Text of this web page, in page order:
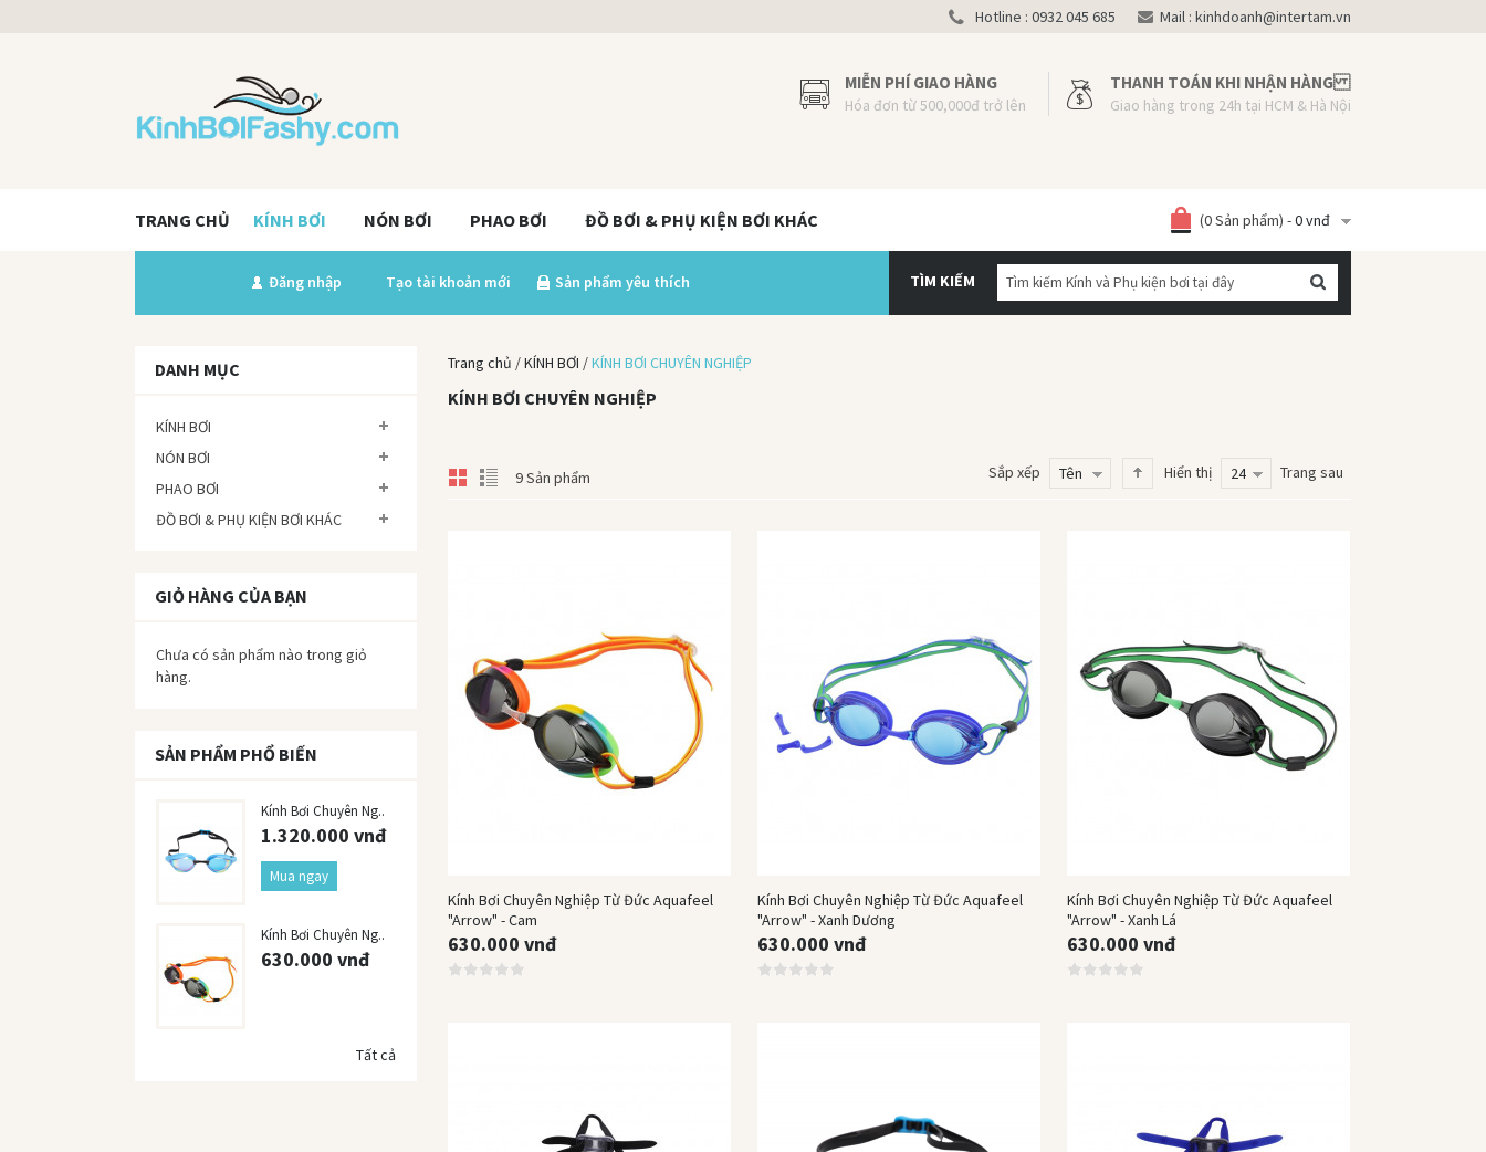
Mail : kinhdoanh@intertam.vn
Hotline : 0932 045 685
THANH TOÁN KHI NHẬN HÀNG
Giao hàng trong 24h tại HCM & Hà Nội
MIỄN PHÍ GIAO HÀNG
Hóa đơn từ 500,000đ trở lên
TRANG CHỦ KÍNH BƠI NÓN BƠI PHAO BƠI ĐỒ BƠI & PHỤ KIỆN BƠI KHÁC (0 Sản phẩm) -0 vnđ
Đăng nhập Tạo tài khoản mới Sản phẩm yêu thích TÌM KIẾM
Trang chủ /KÍNH BƠI /KÍNH BƠI CHUYÊN NGHIỆP
KÍNH BƠI CHUYÊN NGHIỆP
9 Sản phẩm Hiển thị 24 Trang sau
Sắp xếp Tên
Hết hàng
Kính Bơi Chuyên Nghiệp Từ Đức Aquafeel
"Arrow" - Cam
630.000 vnđ
Hết hàng
Kính Bơi Chuyên Nghiệp Từ Đức Aquafeel
"Arrow" - Xanh Dương
630.000 vnđ
Mua Ngay
Kính Bơi Chuyên Nghiệp Từ Đức Aquafeel
"Arrow" - Xanh Lá
630.000 vnđ
DANH MỤC
KÍNH BƠI
NÓN BƠI
PHAO BƠI
ĐỒ BƠI & PHỤ KIỆN BƠI KHÁC
GIỎ HÀNG CỦA BẠN
Chưa có sản phẩm nào trong giỏ
hàng.
SẢN PHẨM PHỔ BIẾN
Kính Bơi Chuyên Ng..
1.320.000 vnđ
Mua ngay
Kính Bơi Chuyên Ng..
630.000 vnđ
Tất cả